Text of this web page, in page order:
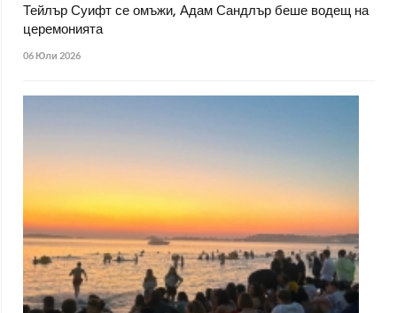
Тейлър Суифт се омъжи, Адам Сандлър беше водещ на
церемонията
06 Юли 2026